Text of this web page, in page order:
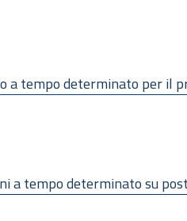
a tempo determinato per il
a tempo determinato su